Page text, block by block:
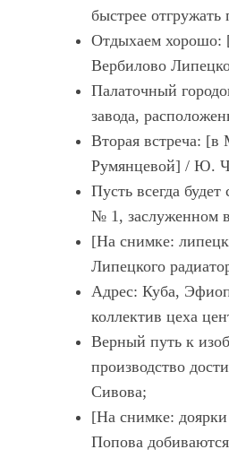
быстрее
Отдыхаем хорошо:
Вербилово
Палаточный
завода,
Вторая встреча:
Румянцевой] / Ю.
Пусть всегда
№ 1, заслуженном
[На снимке:
Липецкого
Адрес: Куба,
коллектив цеха
Верный путь к
производство
Сивова;
[На снимке:
Попова